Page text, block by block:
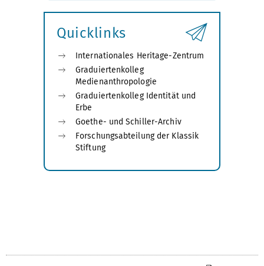
öffnen
Quicklinks
Internationales Heritage-Zentrum
Graduiertenkolleg
Medienanthropologie
Graduiertenkolleg Identität und
Erbe
Goethe- und Schiller-Archiv
Forschungsabteilung der Klassik
Stiftung